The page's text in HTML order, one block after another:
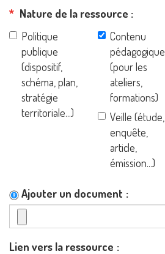
Nature de la ressource
Politique
publique
(dispositif,
schéma, plan,
stratégie
territoriale...)
Contenu
pédagogique
(pour les
ateliers,
formations)
Veille (étude,
enquête,
article,
émission...)
Ajouter un document
Lien vers la ressource